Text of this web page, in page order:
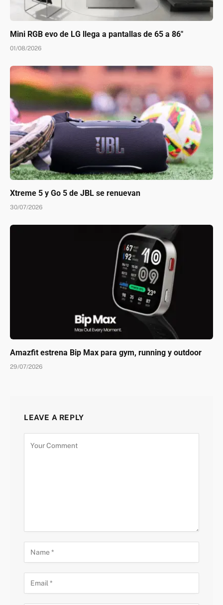
Mini RGB evo de LG llega a pantallas de 65 a 86″
01/08/2026
Xtreme 5 y Go 5 de JBL se renuevan
30/07/2026
Amazfit estrena Bip Max para gym, running y outdoor
29/07/2026
LEAVE A REPLY